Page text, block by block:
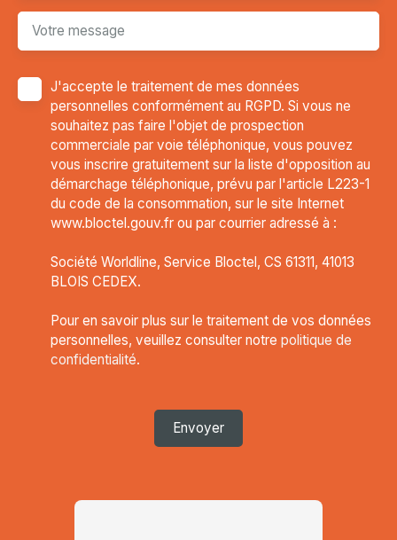
Votre message
J'accepte le traitement de mes données
personnelles conformément au RGPD. Si vous ne
souhaitez pas faire l'objet de prospection
commerciale par voie téléphonique, vous pouvez
vous inscrire gratuitement sur la liste d'opposition au
démarchage téléphonique, prévu par l'article L223-1
du code de la consommation, sur le site Internet
www.bloctel.gouv.fr ou par courrier adressé à :
Société Worldline, Service Bloctel, CS 61311, 41013
BLOIS CEDEX.
Pour en savoir plus sur le traitement de vos données
personnelles, veuillez consulter notre politique de
confidentialité.
Envoyer